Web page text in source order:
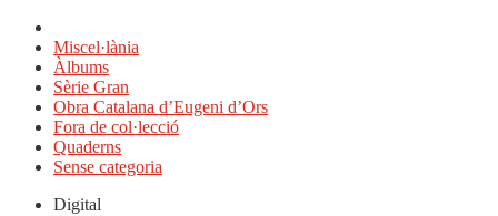
Miscel·lània
Àlbums
Sèrie Gran
Obra Catalana d’Eugeni d’Ors
Fora de col·lecció
Quaderns
Sense categoria
Digital